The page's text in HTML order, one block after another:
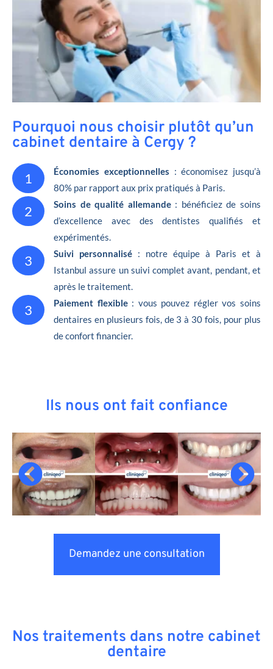
Pourquoi nous choisir plutôt qu’un
cabinet dentaire à Cergy ?
1 Économies exceptionnelles : économisez jusqu’à
80% par rapport aux prix pratiqués à Paris.
2 Soins de qualité allemande: bénéficiez de soins
d’excellence avec des dentistes qualifiés et
expérimentés.
3 Suivi personnalisé : notre équipe à Paris et à
Istanbul assure un suivi complet avant, pendant, et
après le traitement.
3 Paiement flexible: vous pouvez régler vos soins
dentaires en plusieurs fois, de 3 à 30 fois, pour plus
de confort financier.
Ils nous ont fait confiance
Demandez une consultation
Nos traitements dans notre cabinet
dentaire